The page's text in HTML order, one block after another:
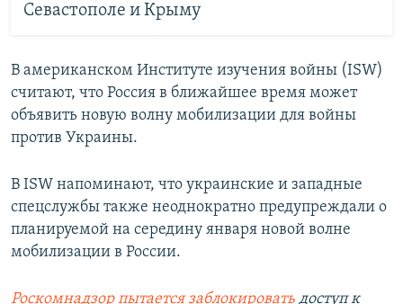
Севастополе и Крыму
В американском Институте изучения войны (ISW)
считают, что Россия в ближайшее время может
объявить новую волну мобилизации для войны
против Украины.
В ISW напоминают, что украинские и западные
спецслужбы также неоднократно предупреждали о
планируемой на середину января новой волне
мобилизации в России.
Роскомнадзор пытается заблокировать доступ к